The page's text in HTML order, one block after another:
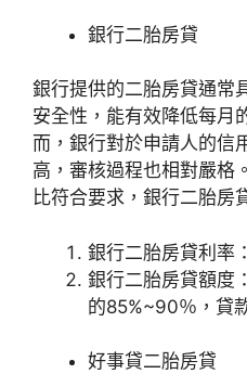
銀行二胎房貸
銀行提供的二胎房貸通常
安全性，能有效降低每月
而，銀行對於申請人的信
高，審核過程也相對嚴格
比符合要求，銀行二胎房
銀行二胎房貸利率
銀行二胎房貸額度
的85%~90％，貸
好事貸二胎房貸